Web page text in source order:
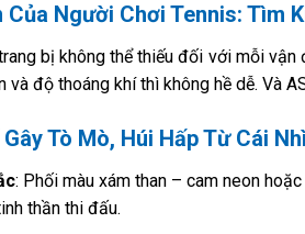
Của Người Chơi Tennis: Tìm
bị không thể thiếu đối với mỗi
và độ thoáng khí thì không hề dễ. Và
Tò Mò, Húi Hấp Từ Cái
: Phối màu xám than – cam neon
thần thi đấu.